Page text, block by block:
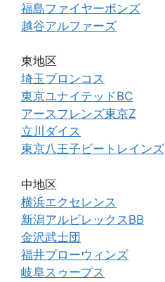
福島ファイヤーボンズ
越谷アルファーズ
東地区
埼玉ブロンコス
東京ユナイテッドBC
アースフレンズ東京Z
立川ダイス
東京八王子ビートレインズ
中地区
横浜エクセレンス
新潟アルビレックスBB
金沢武士団
福井ブローウィンズ
岐阜スゥープス